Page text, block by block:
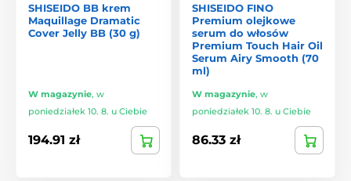
SHISEIDO BB krem
Maquillage Dramatic
Cover Jelly BB (30 g)
W magazynie, w
poniedziałek 10. 8. u Ciebie
194.91 zł
SHISEIDO FINO
Premium olejkowe
serum do włosów
Premium Touch Hair Oil
Serum Airy Smooth (70
ml)
W magazynie, w
poniedziałek 10. 8. u Ciebie
86.33 zł